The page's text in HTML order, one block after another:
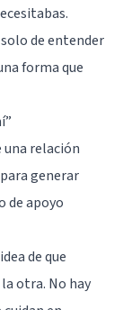
de entender
forma que
una relación
generar
de apoyo
de que
otra. No hay